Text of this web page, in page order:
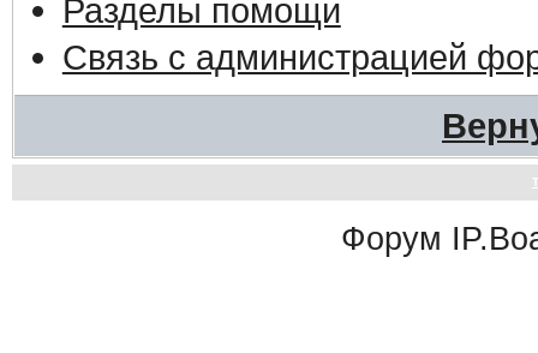
Разделы помощи
Связь с администрацией
Форум